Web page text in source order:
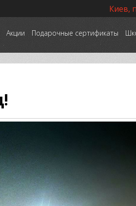
Киев,
Акции Подарочные сертификаты